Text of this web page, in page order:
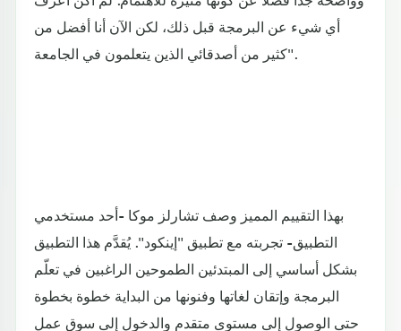
أي شيء عن البرمجة قبل ذلك، لكن الآن أنا أفضل من
كثير من أصدقائي الذين يتعلمون في الجامعة".
بهذا التقييم المميز وصف تشارلز موكا -أحد مستخدمي
التطبيق- تجربته مع تطبيق "إينكود". يُقدَّم هذا التطبيق
بشكل أساسي إلى المبتدئين الطموحين الراغبين في تعلّم
البرمجة وإتقان لغاتها وفنونها من البداية خطوة بخطوة
حتى الوصول إلى مستوى متقدم والدخول إلى سوق عمل